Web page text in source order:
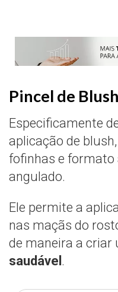
Pincel de Blush
Especificamente
aplicação de
fofinhas e formato
angulado.
Ele permite a
nas maçãs do
de maneira a criar
saudável .